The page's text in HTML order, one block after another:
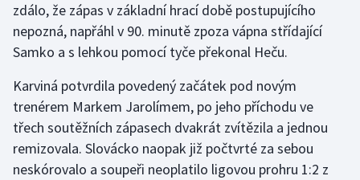
Krasobruslení
Lezení
Lyže a snowboard
Moderní pětiboj
Motorsport
zdálo, že zápas v základní hrací době postupujícího
nepozná, napřáhl v 90. minutě zpoza vápna střídající
Samko a s lehkou pomocí tyče překonal Heču.
Karviná potvrdila povedený začátek pod novým
trenérem Markem Jarolímem, po jeho příchodu ve
třech soutěžních zápasech dvakrát zvítězila a jednou
remizovala. Slovácko naopak již počtvrté za sebou
neskórovalo a soupeři neoplatilo ligovou prohru 1:2 z